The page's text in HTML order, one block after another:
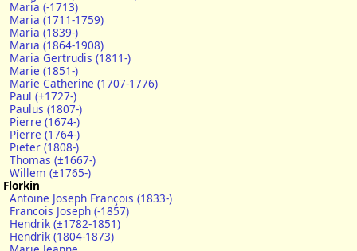
Maria (-1713)
Maria (1711-1759)
Maria (1839-)
Maria (1864-1908)
Maria Gertrudis (1811-)
Marie (1851-)
Marie Catherine (1707-1776)
Paul (±1727-)
Paulus (1807-)
Pierre (1674-)
Pierre (1764-)
Pieter (1808-)
Thomas (±1667-)
Willem (±1765-)
Florkin
Antoine Joseph François (1833-)
Francois Joseph (-1857)
Hendrik (±1782-1851)
Hendrik (1804-1873)